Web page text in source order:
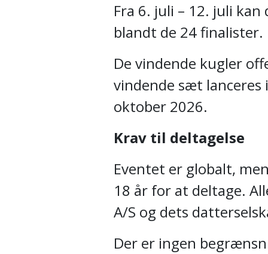
Fra 6. juli – 12. juli
blandt de 24 finalister.
De vindende kugler
vindende sæt
oktober 2026.
Krav til deltagelse
Eventet er globalt,
18 år for at deltage.
A/S og dets
Der er ingen